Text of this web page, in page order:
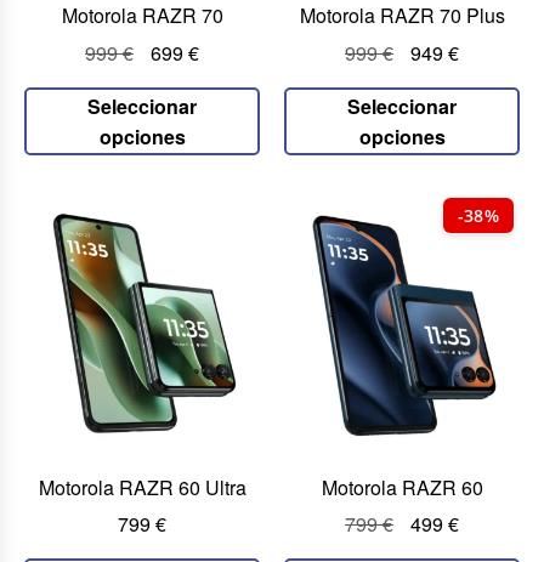
Motorola RAZR 70
999€ 699€
Seleccionar
opciones
Motorola RAZR 70 Plus
999€ 949€
Seleccionar
opciones
Motorola RAZR 60 Ultra
799€
-38%
Motorola RAZR 60
799€ 499€